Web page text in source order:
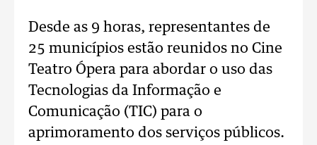
Desde as 9 horas, representantes de
25 municípios estão reunidos no Cine
Teatro Ópera para abordar o uso das
Tecnologias da Informação e
Comunicação (TIC) para o
aprimoramento dos serviços públicos.